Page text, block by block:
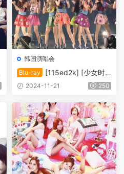
韩国演唱会
Blu-ray
[115ed2k] [少女时
代 第三次日本全国巡演 Girls’
Limited Edition 2014][ISO/3
7.9G]
2024-11-21 250